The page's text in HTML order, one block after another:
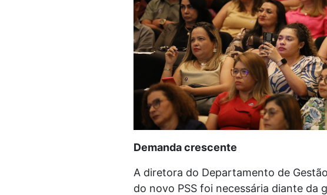
Demanda crescente
A diretora do Departamento de
do novo PSS foi necessária diante da